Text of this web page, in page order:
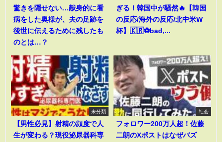
驚きを隠せない…献身的に看
病をした奥様が、夫の足跡を
後世に伝えるために残したも
のとは…？
ぎる！韓国中が騒然🔥【韓国
の反応/海外の反応/北中米W
杯】🇰🇷⚽bad,...
未分類
【男性必見】射精の頻度で人
生が変わる？現役泌尿器科専
社会
フォロワー200万人超！佐藤
二朗のXポストはなぜバズ